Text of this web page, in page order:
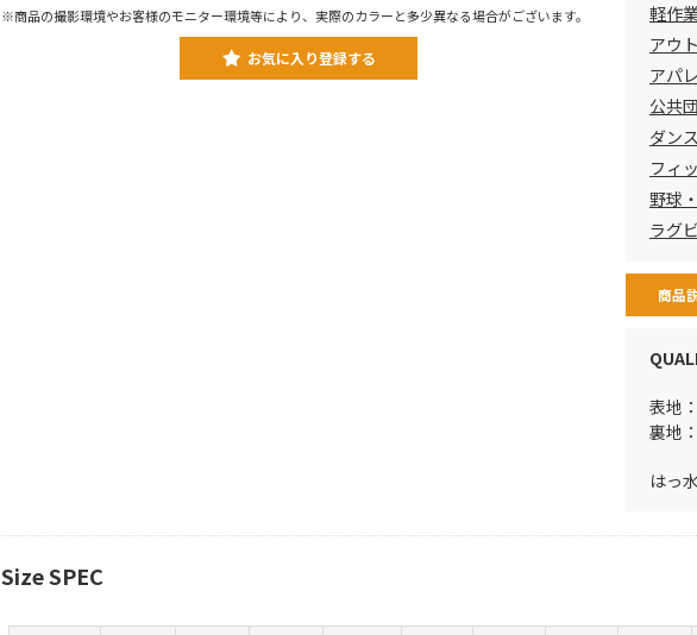
※商品の撮影環境やお客様のモニター環境等により、実際のカラーと多少異なる場合がございます。
お気に入り登録する
軽作
アウ
アパ
公共
ダンス
フィ
野球
ラグ
商品
表地
裏地
はっ
Size SPEC